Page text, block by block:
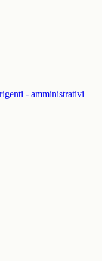
- amministrativi